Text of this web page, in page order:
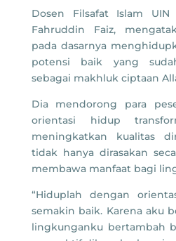
Dosen Filsafat Islam UIN
Fahruddin Faiz,
pada dasarnya
potensi baik yang
sebagai makhluk ciptaan
Dia mendorong para
orientasi hidup
meningkatkan kualitas
tidak hanya dirasakan
membawa manfaat bagi
“Hiduplah dengan
semakin baik. Karena aku
lingkunganku bertambah